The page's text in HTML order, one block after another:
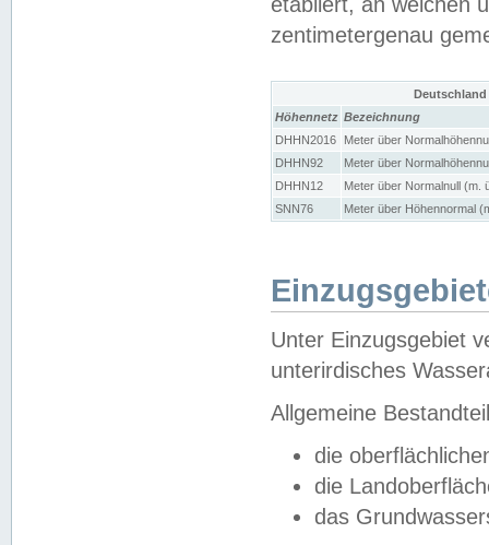
zentimetergenau
Höhennetz Bezeichnung
DHHN2016
Meter über
DHHN92
Meter über
DHHN12
Meter über Normalnull (m.
SNN76
Meter über Höhennormal
Unter Einzugsgebiet
unterirdisches
Allgemeine
die
die
das